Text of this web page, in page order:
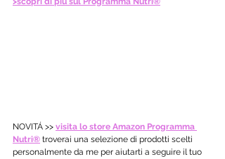
NOVITÁ >> visita lo store Amazon Programma
Nutri® troverai una selezione di prodotti scelti
personalmente da me per aiutarti a seguire il tuo